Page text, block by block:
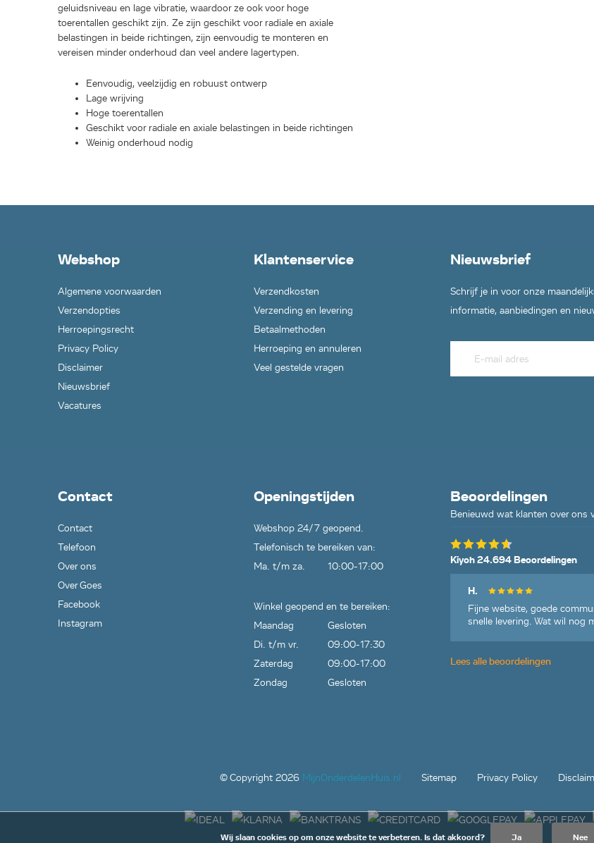
geluidsniveau en lage vibratie, waardoor ze ook voor hoge
toerentallen geschikt zijn. Ze zijn geschikt voor radiale en axiale
belastingen in beide richtingen, zijn eenvoudig te monteren en
vereisen minder onderhoud dan veel andere lagertypen.
Eenvoudig, veelzijdig en robuust ontwerp
Lage wrijving
Hoge toerentallen
Geschikt voor radiale en axiale belastingen in beide richtingen
Weinig onderhoud nodig
Wij slaan cookies op om onze website te verbeteren. Is dat akkoord? Ja Nee
Webshop
Algemene voorwaarden
Verzendopties
Herroepingsrecht
Privacy Policy
Disclaimer
Nieuwsbrief
Vacatures
Klantenservice
Verzendkosten
Verzending en levering
Betaalmethoden
Herroeping en annuleren
Veel gestelde vragen
Nieuwsbrief
Schrijf je in voor onze
informatie, aanbiedingen en
Contact
Contact
Telefoon
Over ons
Over Goes
Facebook
Instagram
Openingstijden
Webshop 24/7 geopend.
Telefonisch te bereiken van:
Ma. t/m za.
10:00-17:00
Winkel geopend en te bereiken:
Maandag
Gesloten
Di. t/m vr.
09:00-17:30
Zaterdag
09:00-17:00
Zondag
Gesloten
Beoordelingen
Benieuwd wat klanten over ons
Kiyoh 24.694 Beoordelingen
H.
Fijne website, goede
snelle levering. Wat wil nog
Lees alle beoordelingen
© Copyright 2026 MijnOnderdelenHuis.nl Sitemap Privacy Policy